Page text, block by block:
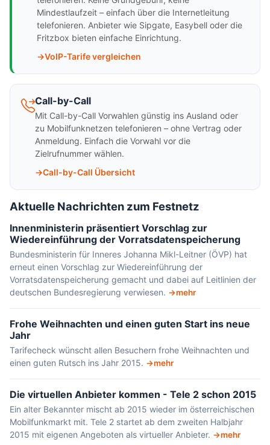
Mindestlaufzeit – einfach über die Internetleitung
telefonieren. Anbieter wie Sipgate, Easybell oder die
Fritzbox bieten einfache Einrichtung.
VoIP-Tarife vergleichen
Call-by-Call
Mit Call-by-Call Vorwahlen günstig ins Ausland oder
zu Mobilfunknetzen telefonieren – ohne Vertrag oder
Anmeldung. Einfach die Vorwahl vor die
Zielrufnummer wählen.
Call-by-Call Übersicht
Aktuelle Nachrichten zum Festnetz
Innenministerin präsentiert Vorschlag zur
Wiedereinführung der Vorratsdatenspeicherung
Bundesministerin für Inneres Johanna Mikl-Leitner (ÖVP) hat
erneut einen Vorschlag zur Wiedereinführung der
Vorratsdatenspeicherung gemacht und dabei auf Leitlinien der
deutschen Bundesregierung verwiesen.
mehr
Frohe Weihnachten und einen guten Start ins neue
Jahr
Tarifecheck wünscht allen Besuchern frohe Weihnachten und
einen guten Rutsch ins Jahr 2015.
mehr
Die virtuellen Anbieter kommen - Tele 2 schon 2015
Ein alter Bekannter mischt ab 2015 wieder im österreichischen
Mobilfunkmarkt mit. Tele 2 startet ab dem zweiten Halbjahr
2015 mit eigenen Angeboten als virtueller Anbieter.
mehr